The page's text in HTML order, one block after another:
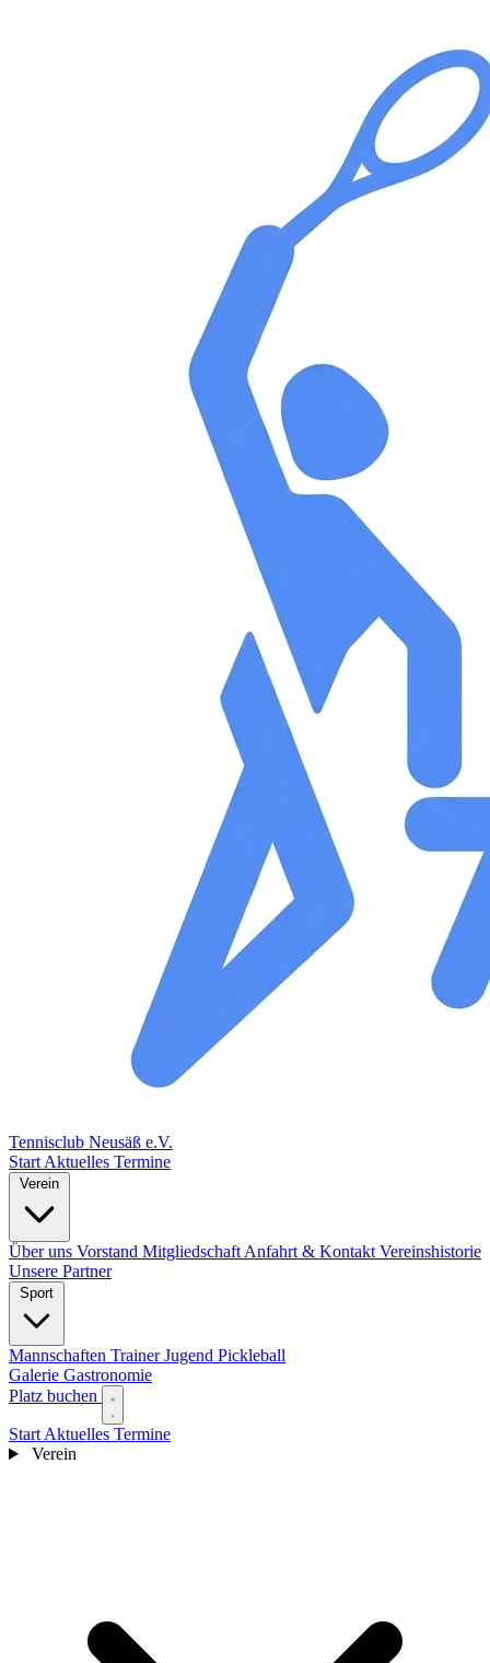
Tennisclub Neusäß e.V.
Start Aktuelles Termine
Über uns Vorstand Mitgliedschaft Anfahrt & Kontakt Vereinshistorie
Unsere Partner
Mannschaften TrainerJugend Pickleball
Galerie Gastronomie
Platz buchen
Start Aktuelles Termine
Verein